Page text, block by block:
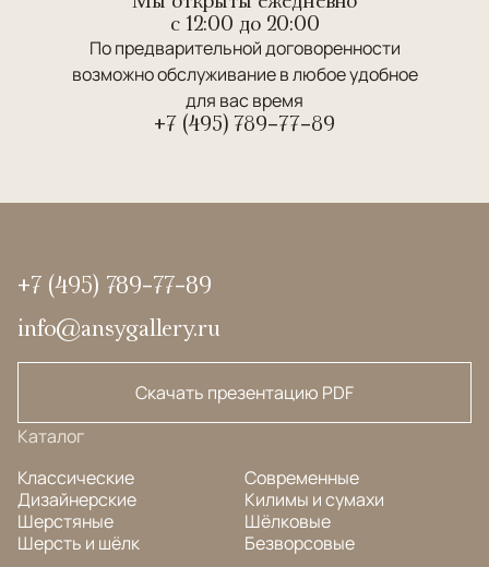
c 12:00 до 20:00
По предварительной договоренности
возможно обслуживание в любое удобное
для вас время
+7 (495) 789-77-89
+7 (495) 789-77-89
info@ansygallery.ru
Скачать презентацию PDF
Каталог
Классические
Дизайнерские
Шерстяные
Шерсть и шёлк
Современные
Килимы и сумахи
Шёлковые
Безворсовые